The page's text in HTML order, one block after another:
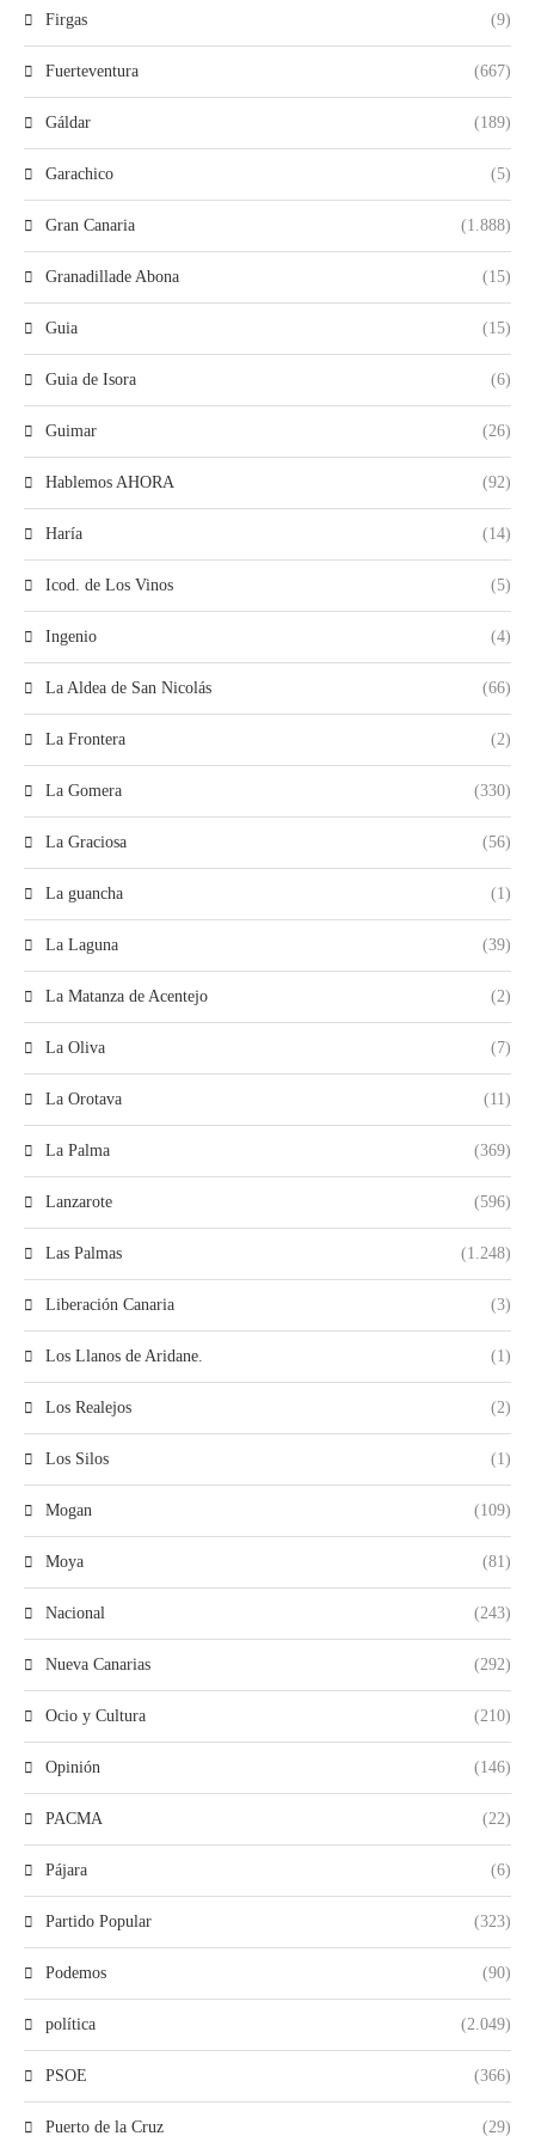
Firgas (9)
Fuerteventura (667)
Gáldar (189)
Garachico (5)
Gran Canaria (1.888)
Granadillade Abona (15)
Guia (15)
Guia de Isora (6)
Guimar (26)
Hablemos AHORA (92)
Haría (14)
Icod. de Los Vinos (5)
Ingenio (4)
La Aldea de San Nicolás (66)
La Frontera (2)
La Gomera (330)
La Graciosa (56)
La guancha (1)
La Laguna (39)
La Matanza de Acentejo (2)
La Oliva (7)
La Orotava (11)
La Palma (369)
Lanzarote (596)
Las Palmas (1.248)
Liberación Canaria (3)
Los Llanos de Aridane. (1)
Los Realejos (2)
Los Silos (1)
Mogan (109)
Moya (81)
Nacional (243)
Nueva Canarias (292)
Ocio y Cultura (210)
Opinión (146)
PACMA (22)
Pájara (6)
Partido Popular (323)
Podemos (90)
política (2.049)
PSOE (366)
Puerto de la Cruz (29)